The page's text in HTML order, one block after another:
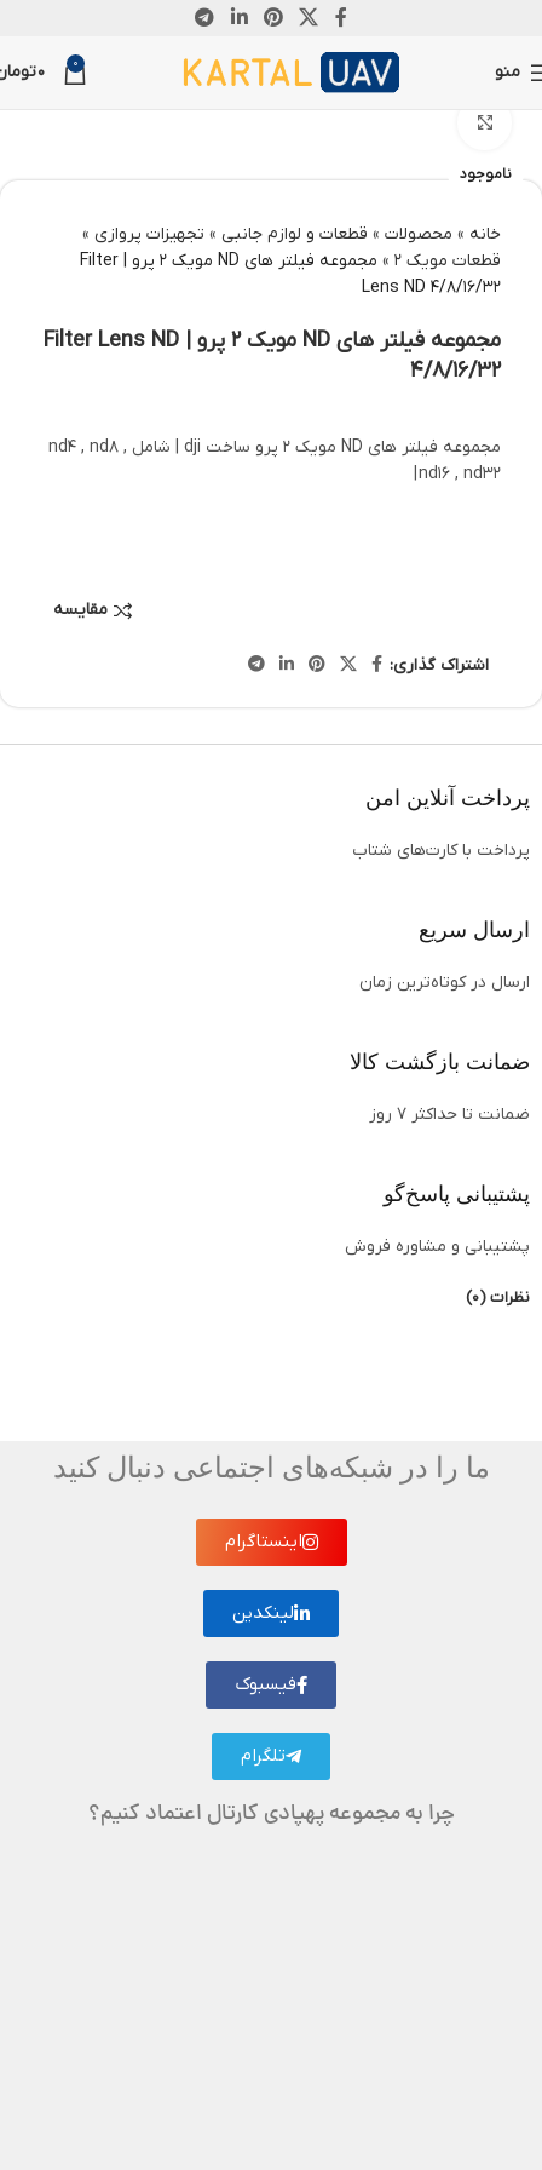
منو 0
0
ناموجود
خانه » محصولات » قطعات و لوازم جانبی » تجهیزات پروازی »
قطعات مویک 2
»
مجموعه فیلتر های ND مویک 2 پرو | Filter
Lens ND 4/8/16/32
مجموعه فیلتر های ND مویک 2 پرو | Filter Lens ND
4/8/16/32
مجموعه فیلتر های ND مویک 2 پرو ساخت dji | شامل nd4 , nd8 ,
nd16 , nd32 |
مقایسه
اشتراک گذاری:
پرداخت آنلاین امن
پرداخت با کارت‌های شتاب
ارسال سریع
ارسال در کوتاه‌ترین زمان
ضمانت بازگشت کالا
ضمانت تا حداکثر ۷ روز
پشتیبانی پاسخ‌گو
پشتیبانی و مشاوره فروش
نظرات (0)
ما را در شبکه‌های اجتماعی دنبال کنید
اینستاگرام
لینکدین
فیسبوک
تلگرام
چرا به مجموعه پهپادی کارتال اعتماد کنیم؟